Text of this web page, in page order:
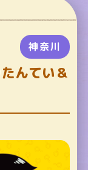
神奈川
んてい＆